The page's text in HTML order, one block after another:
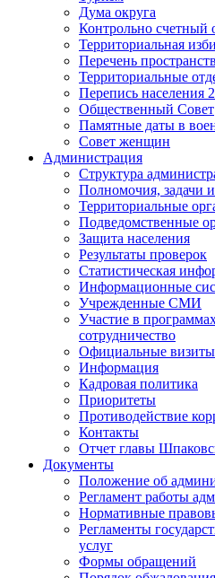
Дума округа
Контрольно счетный
Территориальная
Перечень
Территориальные
Перепись населения
Общественный Совет
Памятные даты в
Совет женщин
Администрация
Структура
Полномочия, задачи
Территориальные
Подведомственные
Защита населения
Результаты проверок
Статистическая
Информационные
Учрежденные СМИ
Участие в
сотрудничество
Официальные визиты
Информация
Кадровая политика
Приоритеты
Противодействие
Контакты
Отчет главы
Документы
Положение об
Регламент работы
Нормативные
Регламенты
услуг
Формы обращений